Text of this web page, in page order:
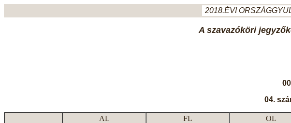
2018.ÉVI
A szavazóköri
04.
AL FL OL